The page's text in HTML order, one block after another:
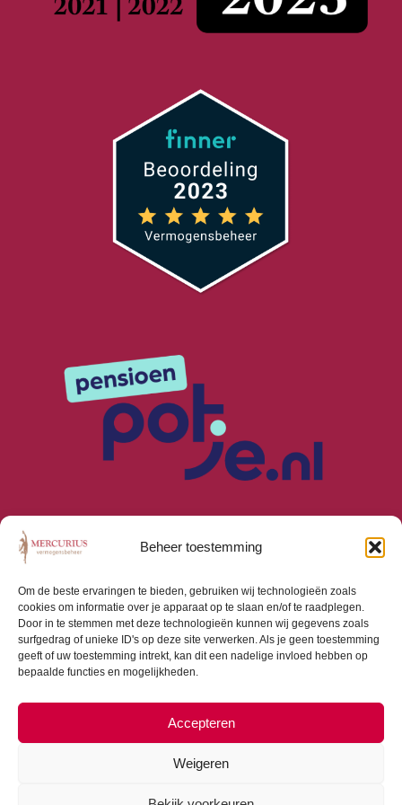
Beheer toestemming
Om de beste ervaringen te bieden, gebruiken wij technologieën zoals
cookies om informatie over je apparaat op te slaan en/of te raadplegen.
Door in te stemmen met deze technologieën kunnen wij gegevens zoals
surfgedrag of unieke ID's op deze site verwerken. Als je geen toestemming
geeft of uw toestemming intrekt, kan dit een nadelige invloed hebben op
bepaalde functies en mogelijkheden.
Accepteren
Weigeren
Algemene Voorwaarden
Privacyverklaring
Cookiebeleid (EU)
Consumentenbrief
Beleggingsbeleid